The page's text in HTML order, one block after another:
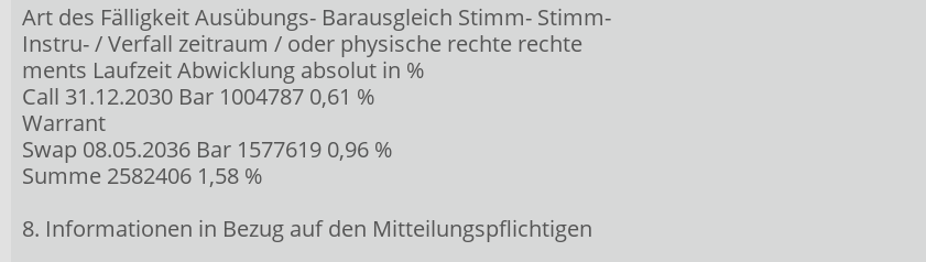
Art des Fälligkeit Ausübungs- Barausgleich Stimm- Stimm-
Instru- / Verfall zeitraum / oder physische rechte rechte
ments Laufzeit Abwicklung absolut in %
Call 31.12.2030 Bar 1004787 0,61 %
Warrant
Swap 08.05.2036 Bar 1577619 0,96 %
Summe 2582406 1,58 %
8. Informationen in Bezug auf den Mitteilungspflichtigen